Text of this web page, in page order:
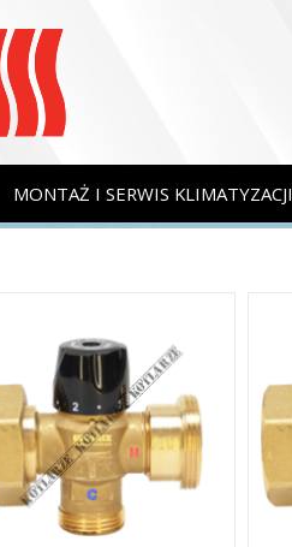
MONTAŻ I SERWIS KLIMATYZACJI